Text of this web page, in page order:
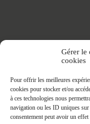
Gérer le
cookies
Pour offrir les meilleures
cookies pour stocker et/ou
à ces technologies nous
navigation ou les ID uniques
consentement peut avoir un
Adhésifs SANS PVC
Nappes
Protège Table
Nappes SANS PVC
Tapis PRATIC
Affaires à faire